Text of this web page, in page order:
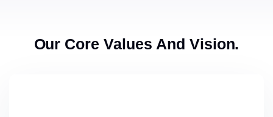
Our Core Values And Vision.